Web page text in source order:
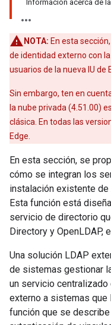
Información acerca de
NOTA: En esta
de identidad externo con
usuarios de la nueva IU de
Sin embargo, ten en
la nube privada (4.51.00)
clásica. En todas las
Edge.
En esta sección, se
cómo se integran los
instalación existente de
Esta función está
servicio de directorio
Directory y OpenLDAP,
Una solución LDAP
de sistemas gestionar
un servicio
externo a sistemas que
función que se